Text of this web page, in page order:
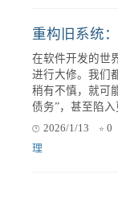
引言 在当今快速发展的技术环境中，软件开发团队面临着越来越高的
灵活性和速度需
（CI/CD）的结
要关注代码本身
2025/1/20 0
作